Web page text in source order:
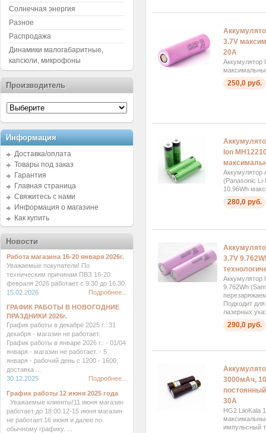
3.7V
20А
Аккумулятор
250,0 руб.
Ion
Аккумулятор
(Panasonic
10.96Wh
280,0 руб.
3.7V
Аккумулятор
9.762Wh
Подходит
лазерных
290,0 руб.
3000мАч,
30А
HG2 LiioKala
импульсный
Солнечная энергия
Разное
Распродажа
Динамики малогабаритные,
капсюли, микрофоны
Производитель
Информация
Доставка/оплата
Товары под заказ
Гарантия
Главная страница
Свяжитесь с нами
Информация о магазине
Как купить
Новости
Работа магазина 16-20 января 2026г.
Уважаемые покупатели! По
техническим причинам ПВЗ 16-20
февраля 2026 работает с 9.30 до 16.30.
15.02.2026
Подробнее...
ГРАФИК РАБОТЫ В НОВОГОДНИЕ
ПРАЗДНИКИ 2026г.
График работы в декабре 2025 г.: 31
декабря - магазин не работает.
График работы в январе 2026 г.: - 01/04
января - магазин не работает. - 5
января - рабочий день с 1200 - 1600,
доставка ...
30.12.2025
Подробнее...
График работы 12 июня 2025 года
Уважаемые клиенты!11 июня магазин
работает до 18:00.12-15 июня магазин
не работает.16 июня и далее по
обычному графику. ...